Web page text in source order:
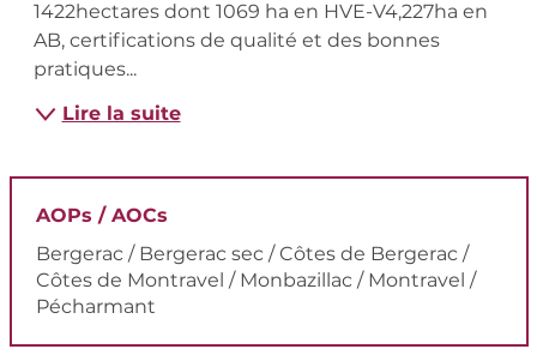
1422hectares dont 1069 ha en HVE-V4,227ha en
AB, certifications de qualité et des bonnes
pratiques...
Lire la suite
AOPs / AOCs
Bergerac / Bergerac sec / Côtes de Bergerac /
Côtes de Montravel / Monbazillac / Montravel /
Pécharmant